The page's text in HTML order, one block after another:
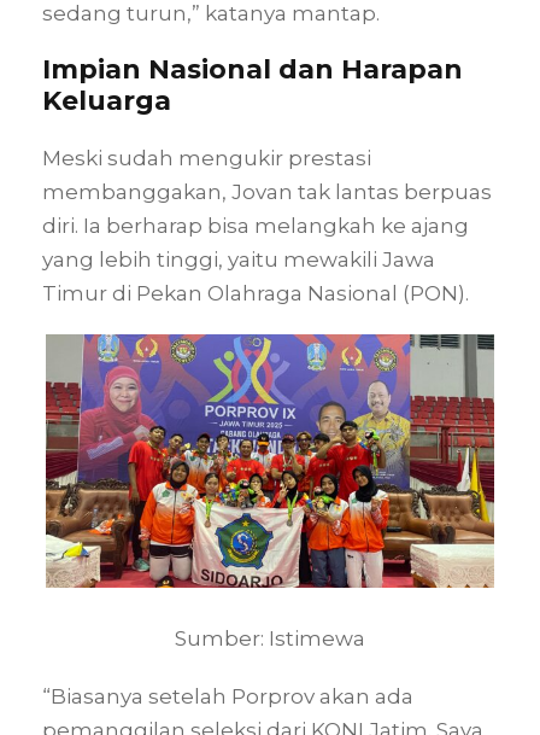
sedang turun,” katanya mantap.
Impian Nasional dan Harapan
Keluarga
Meski sudah mengukir prestasi
membanggakan, Jovan tak lantas berpuas
diri. Ia berharap bisa melangkah ke ajang
yang lebih tinggi, yaitu mewakili Jawa
Timur di Pekan Olahraga Nasional (PON).
Sumber: Istimewa
“Biasanya setelah Porprov akan ada